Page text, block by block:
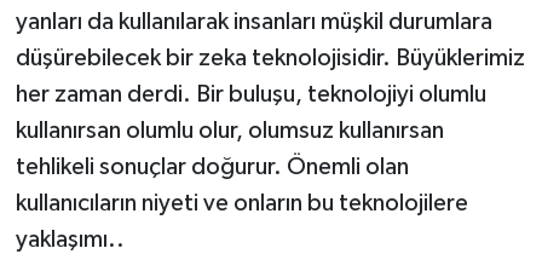
yanları da kullanılarak insanları müşkil durumlara
düşürebilecek bir zeka teknolojisidir. Büyüklerimiz
her zaman derdi. Bir buluşu, teknolojiyi olumlu
kullanırsan olumlu olur, olumsuz kullanırsan
tehlikeli sonuçlar doğurur. Önemli olan
kullanıcıların niyeti ve onların bu teknolojilere
yaklaşımı..